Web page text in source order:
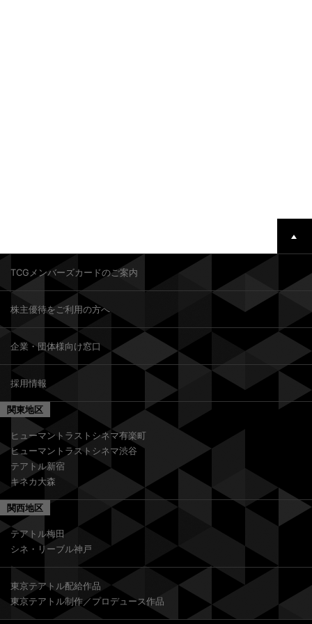
TCGメンバーズカードのご案内
株主優待をご利用の方へ
企業・団体様向け窓口
採用情報
関東地区
ヒューマントラストシネマ有楽町
ヒューマントラストシネマ渋谷
テアトル新宿
キネカ大森
関西地区
テアトル梅田
シネ・リーブル神戸
東京テアトル配給作品
東京テアトル制作／プロデュース作品